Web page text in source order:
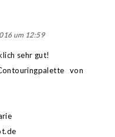
um 12:59
sehr gut!
von